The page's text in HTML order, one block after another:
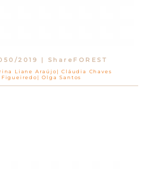
2019 | ShareFOREST
Liane Araújo
Cláudia Chaves
Figueiredo
Olga Santos